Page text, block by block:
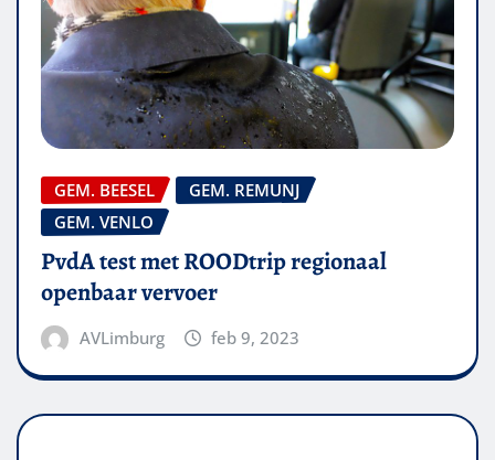
GEM. BEESEL
GEM. REMUNJ
GEM. VENLO
PvdA test met ROODtrip regionaal
openbaar vervoer
AVLimburg feb 9, 2023